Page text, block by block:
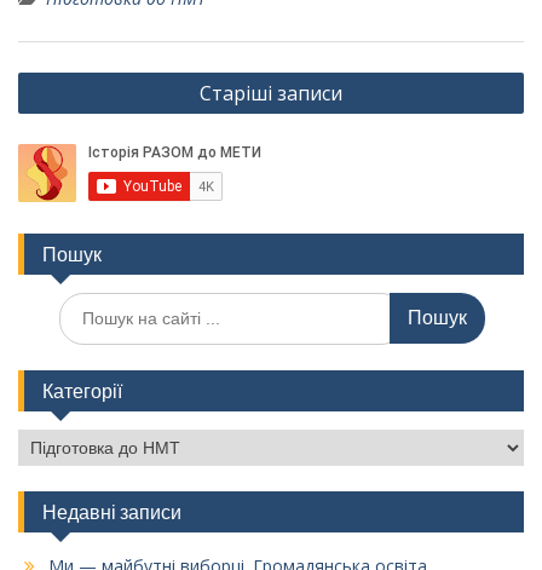
Навігація
записів
Старіші записи
Пошук
Пошук
для:
Категорії
Категорії
Недавні записи